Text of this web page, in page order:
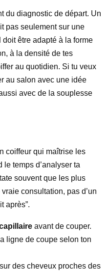
du diagnostic de départ. Un
pas seulement sur une
être adapté à la forme
à la densité de tes
au quotidien. Si tu veux
au salon avec une idée
avec de la souplesse
coiffeur qui maîtrise les
temps d’analyser ta
souvent que les plus
consultation, pas d’un
après”.
avant de couper.
ligne de coupe selon ton
des cheveux proches des